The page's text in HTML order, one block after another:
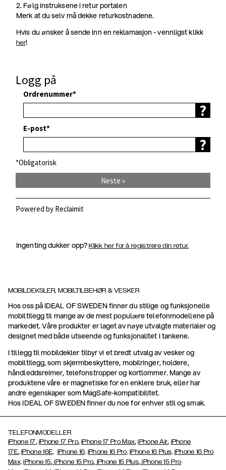
2. Følg instruksene i retur portalen
Merk at du selv må dekke returkostnadene.
Hvis du ønsker å sende inn en reklamasjon - vennligst klikk
her!
Ingenting dukker opp?Klikk her for å registrere din retur.
MOBILDEKSLER, MOBILTILBEHØR & VESKER
Hos oss på IDEAL OF SWEDEN finner du stilige og funksjonelle
mobiltilegg til mange av de mest populære telefonmodellene på
markedet. Våre produkter er laget av nøye utvalgte materialer og
designet med både utseende og funksjonalitet i tankene.
I tillegg til mobildekler tilbyr vi et bredt utvalg av vesker og
mobiltilegg, som skjermbeskyttere, mobilringer, holdere,
håndleddsreimer, telefonstropper og kortlommer. Mange av
produktene våre er magnetiske for en enklere bruk, eller har
andre egenskaper som MagSafe-kompatibilitet.
Hos IDEAL OF SWEDEN finner du noe for enhver stil og smak.
TELEFONMODELLER
iPhone 17, iPhone 17 Pro,iPhone 17 Pro Max,iPhone Air, iPhone
17E,iPhone 16E, iPhone 16, iPhone 16 Pro, iPhone 16 Plus, iPhone 16 Pro
Max, iPhone 15, iPhone 15 Pro, iPhone 15 Plus, iPhone 15 Pro